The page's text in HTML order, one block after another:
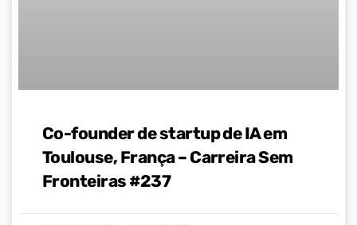
Co-founder de startup de IA em
Toulouse, França – Carreira Sem
Fronteiras #237